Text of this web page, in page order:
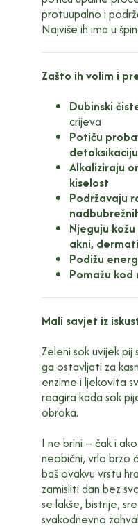
protuupalno i
Najviše ih ima u
Zašto ih volim i
Dubinski
crijeva
Potiču
detoksikaciju
Alkaliziraju
kiselost
Podržavaju
Njeguju
akni,
Podižu
Pomažu
Mali savjet iz
Zeleni sok uvijek
ga ostavljati za
enzime i ljekovita
reagira kada sok
obroka.
I ne brini – čak i
neobični, vrlo
baš ovakvu vrstu
zamisliti dan bez
se lakše, bistrije,
svakodnevno